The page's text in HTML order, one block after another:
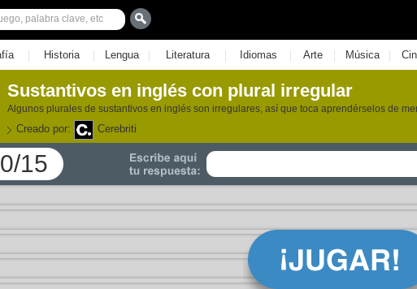
| Historia | Lengua | Literatura | Idiomas | Arte | Música |
Sustantivos en inglés con plural irregular
Algunos plurales de sustantivos en inglés son irregulares, así que toca aprendérselos de
Creado por: Cerebriti
15